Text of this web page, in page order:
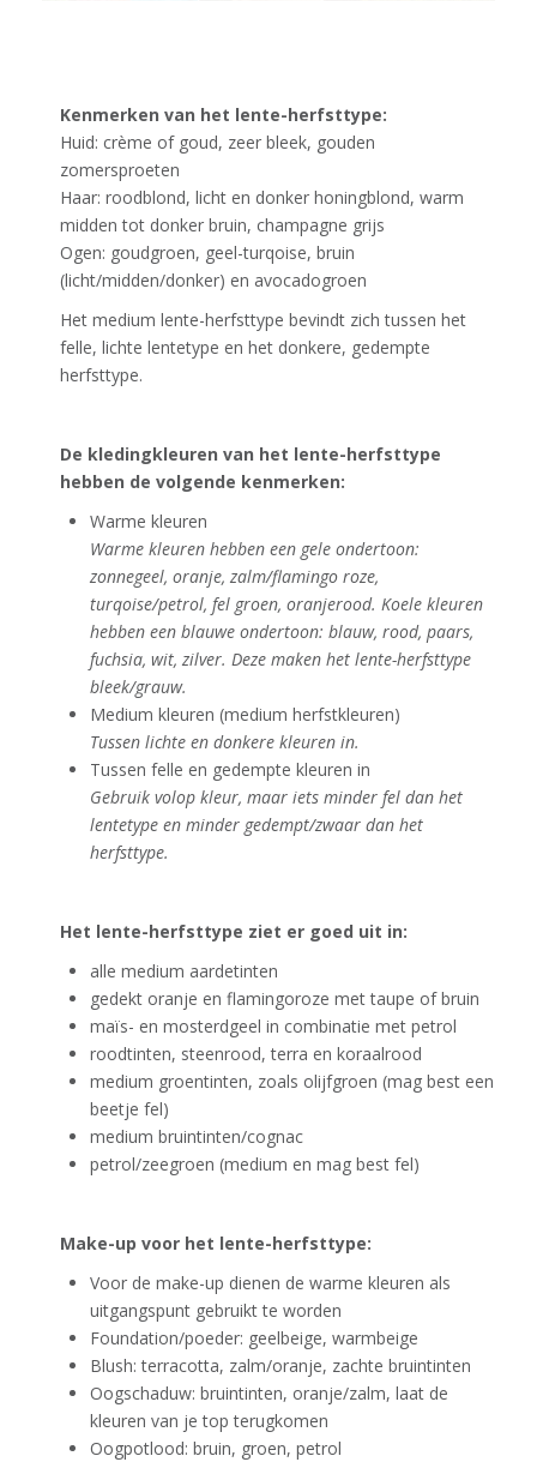
Kenmerken van het lente-herfsttype:
Huid: crème of goud, zeer bleek, gouden
zomersproeten
Haar: roodblond, licht en donker honingblond, warm
midden tot donker bruin, champagne grijs
Ogen: goudgroen, geel-turqoise, bruin
(licht/midden/donker) en avocadogroen
Het medium lente-herfsttype bevindt zich tussen het
felle, lichte lentetype en het donkere, gedempte
herfsttype.
De kledingkleuren van het lente-herfsttype
hebben de volgende kenmerken:
Warme kleuren
Warme kleuren hebben een gele ondertoon:
zonnegeel, oranje, zalm/flamingo roze,
turqoise/petrol, fel groen, oranjerood. Koele kleuren
hebben een blauwe ondertoon: blauw, rood, paars,
fuchsia, wit, zilver. Deze maken het lente-herfsttype
bleek/grauw.
Medium kleuren (medium herfstkleuren)
Tussen lichte en donkere kleuren in.
Tussen felle en gedempte kleuren in
Gebruik volop kleur, maar iets minder fel dan het
lentetype en minder gedempt/zwaar dan het
herfsttype.
Het lente-herfsttype ziet er goed uit in:
alle medium aardetinten
gedekt oranje en flamingoroze met taupe of bruin
maïs- en mosterdgeel in combinatie met petrol
roodtinten, steenrood, terra en koraalrood
medium groentinten, zoals olijfgroen (mag best een
beetje fel)
medium bruintinten/cognac
petrol/zeegroen (medium en mag best fel)
Make-up voor het lente-herfsttype:
Voor de make-up dienen de warme kleuren als
uitgangspunt gebruikt te worden
Foundation/poeder: geelbeige, warmbeige
Blush: terracotta, zalm/oranje, zachte bruintinten
Oogschaduw: bruintinten, oranje/zalm, laat de
kleuren van je top terugkomen
Oogpotlood: bruin, groen, petrol